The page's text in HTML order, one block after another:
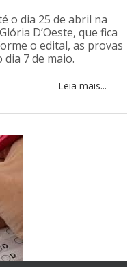
o dia 25 de abril na
D’Oeste, que fica
o edital, as provas
7 de maio.
Leia mais...